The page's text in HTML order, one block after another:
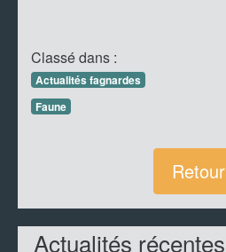
Classé dans :
Actualités fagnardes
Faune
Retour
Actualités récentes